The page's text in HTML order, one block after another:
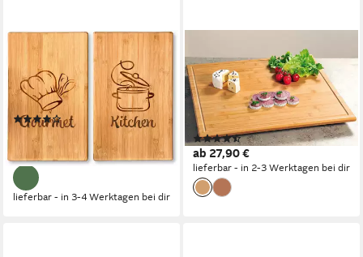
KESPER®
Schneide- und Abdeckplatte
Herdabdeckplatte, Bambus,
(Set, 2 tlg), mit Standfüßen
(6)
17,67 € UVP
-56%
lieferbar - in 3-4 Werktagen bei dir
Schneidebrett Schneide- und
Abdeckplatte, Großes
Bambus-Schneidebrett,
Servierbrett, Bambus,
(einzeln) (8)
ab 27,90 €
lieferbar - in 2-3 Werktagen bei dir